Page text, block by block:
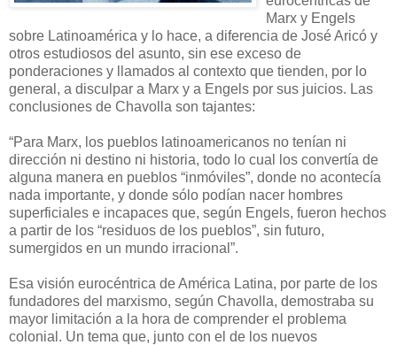
Marx y Engels
sobre Latinoamérica y lo hace, a diferencia de José Aricó y
otros estudiosos del asunto, sin ese exceso de
ponderaciones y llamados al contexto que tienden, por lo
general, a disculpar a Marx y a Engels por sus juicios. Las
conclusiones de Chavolla son tajantes:
“Para Marx, los pueblos latinoamericanos no tenían ni
dirección ni destino ni historia, todo lo cual los convertía de
alguna manera en pueblos “inmóviles”, donde no acontecía
nada importante, y donde sólo podían nacer hombres
superficiales e incapaces que, según Engels, fueron hechos
a partir de los “residuos de los pueblos”, sin futuro,
sumergidos en un mundo irracional”.
Esa visión eurocéntrica de América Latina, por parte de los
fundadores del marxismo, según Chavolla, demostraba su
mayor limitación a la hora de comprender el problema
colonial. Un tema que, junto con el de los nuevos